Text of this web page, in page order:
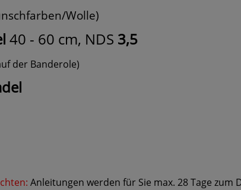
Wolle)
40 - 60 cm, NDS 3,5
der Banderole)
Anleitungen werden für Sie max. 28 Tage zum